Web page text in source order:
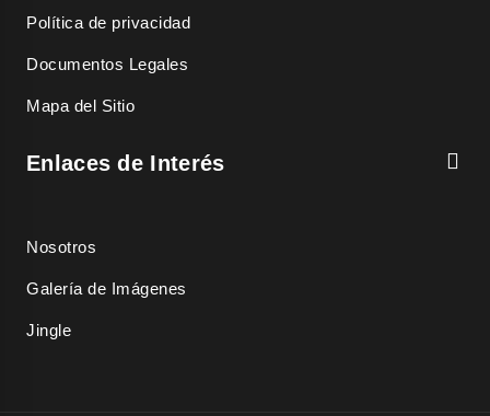
Política de privacidad
Documentos Legales
Mapa del Sitio
Enlaces de Interés
Nosotros
Galería de Imágenes
Jingle